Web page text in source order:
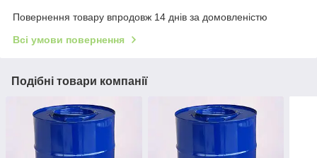
Повернення товару впродовж 14 днів за домовленістю
Всі умови повернення
Подібні товари компанії